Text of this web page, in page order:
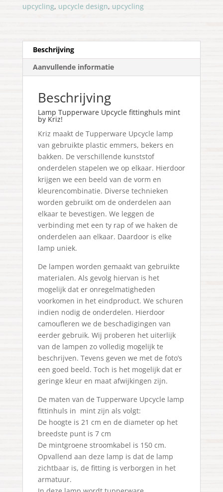
upcycling, upcycle design, upcycling
Beschrijving
Aanvullende informatie
Beschrijving
Lamp Tupperware Upcycle fittinghuls mint
by Kriz!
Kriz maakt de Tupperware Upcycle lamp
van gebruikte plastic emmers, bekers en
bakken. De verschillende kunststof
onderdelen stapelen we op elkaar. Hierdoor
krijgen we een beeld van de vorm en
kleurencombinatie. Diverse technieken
worden gebruikt om de onderdelen aan
elkaar te bevestigen. We leggen de
verbinding met een ty rap of we haken de
onderdelen aan elkaar. Daardoor is elke
lamp uniek.
De lampen worden gemaakt van gebruikte
materialen. Als gevolg hiervan is het
mogelijk dat er onregelmatigheden
voorkomen in het eindproduct. We schuren
indien nodig de onderdelen. Hierdoor
camoufleren we de beschadigingen van
eerder gebruik. Wij proberen het uiterlijk
van de lampen zo volledig mogelijk te
beschrijven. Tevens geven we met de foto’s
een goed beeld. Toch is het mogelijk dat er
geringe kleur en maat afwijkingen zijn.
De maten van de Tupperware Upcycle lamp
fittinhuls in mint zijn als volgt:
De hoogte is 21 cm en de diameter op het
breedste punt is 7 cm
De mintgroene stroomkabel is 150 cm.
Opvallend aan deze lamp is dat de lamp
zichtbaar is, de fitting is verborgen in het
armatuur.